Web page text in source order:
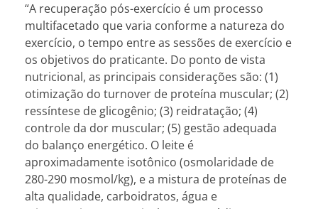
“A recuperação pós-exercício é um processo
multifacetado que varia conforme a natureza do
exercício, o tempo entre as sessões de exercício e
os objetivos do praticante. Do ponto de vista
nutricional, as principais considerações são: (1)
otimização do turnover de proteína muscular; (2)
ressíntese de glicogênio; (3) reidratação; (4)
controle da dor muscular; (5) gestão adequada
do balanço energético. O leite é
aproximadamente isotônico (osmolaridade de
280-290 mosmol/kg), e a mistura de proteínas de
alta qualidade, carboidratos, água e